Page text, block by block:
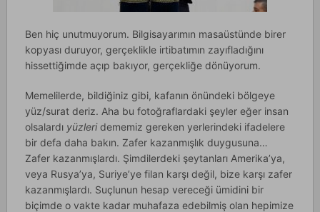
Ben hiç unutmuyorum. Bilgisayarımın masaüstünde birer
kopyası duruyor, gerçeklikle irtibatımın zayıfladığını
hissettiğimde açıp bakıyor, gerçekliğe dönüyorum.
Memelilerde, bildiğiniz gibi, kafanın önündeki bölgeye
yüz/surat deriz. Aha bu fotoğraflardaki şeyler eğer insan
olsalardı yüzleridememiz gereken yerlerindeki ifadelere
bir defa daha bakın. Zafer kazanmışlık duygusuna…
Zafer kazanmışlardı. Şimdilerdeki şeytanları Amerika’ya,
veya Rusya’ya, Suriye’ye filan karşı değil, bize karşı zafer
kazanmışlardı. Suçlunun hesap vereceği ümidini bir
biçimde o vakte kadar muhafaza edebilmiş olan hepimize